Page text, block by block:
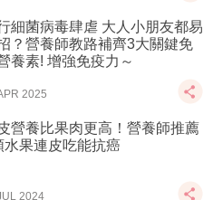
細菌病毒肆虐 大人小朋友都易
？營養師教路補齊3大關鍵免
養素! 增強免疫力～
2025
營養比果肉更高！營養師推薦
水果連皮吃能抗癌
2024